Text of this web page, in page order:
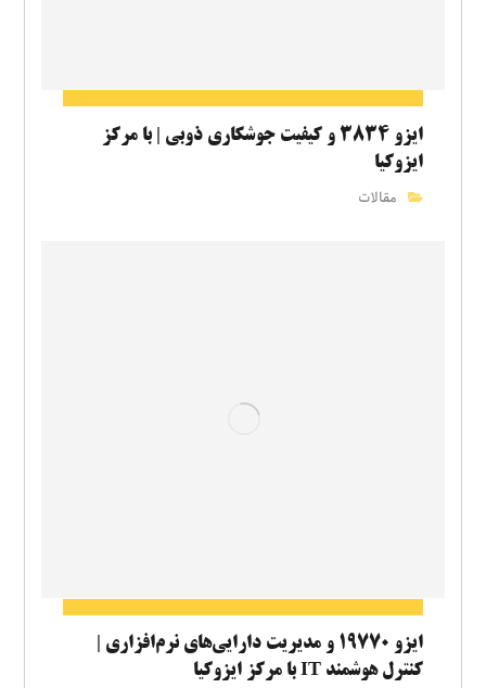
ایزو ۳۸۳۴ و کیفیت جوشکاری ذوبی | با مرکز
ایزوکیا
مقالات
ایزو ۱۹۷۷۰ و مدیریت دارایی‌های نرم‌افزاری |
کنترل هوشمند IT با مرکز ایزوکیا